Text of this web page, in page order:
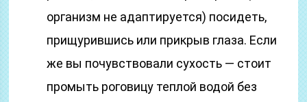
организм не адаптируется) посидеть,
прищурившись или прикрыв глаза. Если
же вы почувствовали сухость — стоит
промыть роговицу теплой водой без